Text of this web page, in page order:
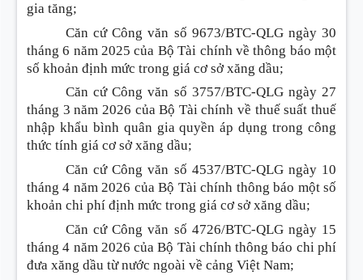
gia tăng;
Căn cứ Công văn số 9673/BTC-QLG ngày 30
tháng 6 năm 2025 của Bộ Tài chính về thông báo một
số khoản định mức trong giá cơ sở xăng dầu;
Căn cứ Công văn số 3757/BTC-QLG ngày 27
tháng 3 năm 2026 của Bộ Tài chính về thuế suất thuế
nhập khẩu bình quân gia quyền áp dụng trong công
thức tính giá cơ sở xăng dầu;
Căn cứ Công văn số 4537/BTC-QLG ngày 10
tháng 4 năm 2026 của Bộ Tài chính thông báo một số
khoản chi phí định mức trong giá cơ sở xăng dầu;
Căn cứ Công văn số 4726/BTC-QLG ngày 15
tháng 4 năm 2026 của Bộ Tài chính thông báo chi phí
đưa xăng dầu từ nước ngoài về cảng Việt Nam;